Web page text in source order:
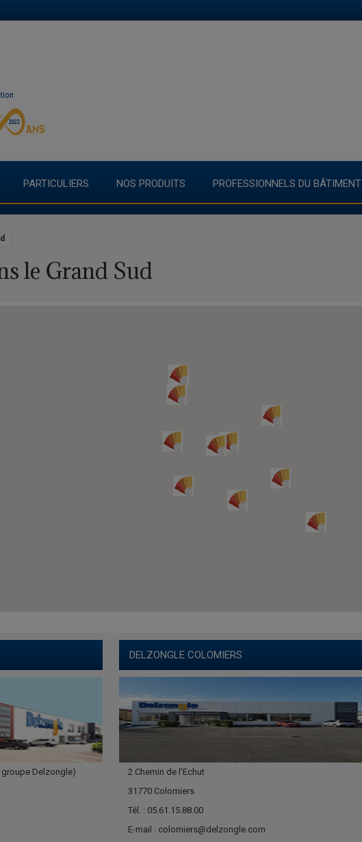
PARTICULIERS NOS PRODUITS PROFESSIONNELS DU BÂTIMENT
le Grand Sud
groupe Delzongle)
DELZONGLE COLOMIERS
2 Chemin de l'Echut
31770 Colomiers
Tél. : 05.61.15.88.00
E-mail : colomiers@delzongle.com